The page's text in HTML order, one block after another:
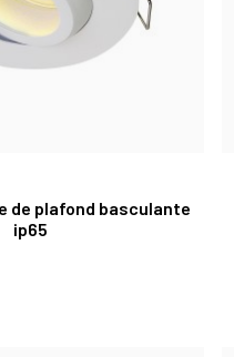
de plafond basculante
ip65